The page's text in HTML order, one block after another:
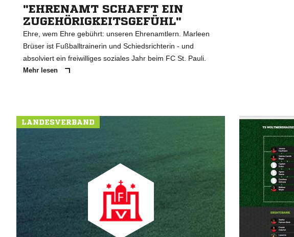
"EHRENAMT SCHAFFT EIN
ZUGEHÖRIGKEITSGEFÜHL"
Ehre, wem Ehre gebührt: unseren Ehrenamtlern. Marleen
Brüser ist Fußballtrainerin und Schiedsrichterin - und
absolviert ein freiwilliges soziales Jahr beim FC St. Pauli.
Mehr lesen
LANDESVERBAND